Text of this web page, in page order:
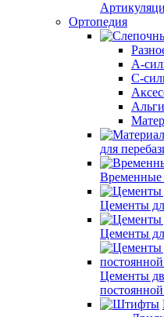
Ортопедия
А-
С-
для
Временные
Цементы
Цементы
Цементы